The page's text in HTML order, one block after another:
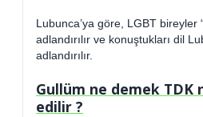
Lubunca’ya göre, LGBT bireyler
adlandırılır ve konuştukları dil
adlandırılır.
Gullüm ne demek TDK
edilir ?